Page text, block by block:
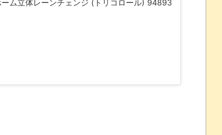
ム立体レーンチェンジ (トリコロール) 94893